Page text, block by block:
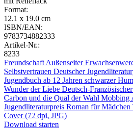
Format:
12.1 x 19.0 cm
ISBN/EAN:
9783734882333
Artikel-Nr.:
8233
Freundschaft Außenseiter
Selbstvertrauen Deutscher
Jugendbuch ab 12 Jahren schwarzer
Wunder der Liebe Deutsch-
Carbon und die Qual der Wahl Mobbing
Jugendliteraturpreis Roman für Mädchen
Cover (72 dpi, JPG)
Download starten